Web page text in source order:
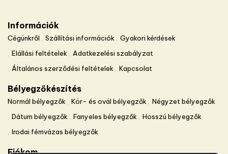
Információk
Cégünkről Szállítási információk
Gyakori kérdések
Elállási feltételek
Adatkezelési szabályzat
Általános szerződési feltételek
Kapcsolat
Bélyegzőkészítés
Normál bélyegzők Kör- és ovál bélyegzők
Négyzet bélyegzők
Dátum bélyegzők
Fanyeles bélyegzők
Hosszú bélyegzők
Irodai fémvázas bélyegzők
Fiókom